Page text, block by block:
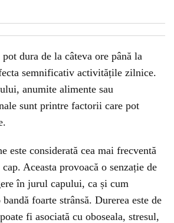
dura de la câteva ore până la
semnificativ activitățile zilnice.
anumite alimente sau
sunt printre factorii care pot
este considerată cea mai frecventă
Aceasta provoacă o senzație de
în jurul capului, ca și cum
foarte strânsă. Durerea este de
fi asociată cu oboseala, stresul,